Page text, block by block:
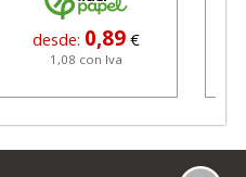
desde: 0,89 €
1,08 con Iva